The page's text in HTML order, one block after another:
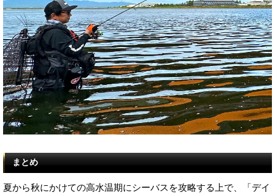
まとめ
夏から秋にかけての高水温期にシーバスを攻略する上で、「デイ